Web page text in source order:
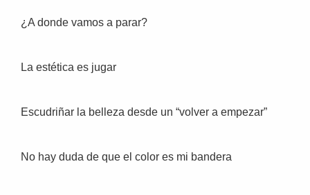
¿A donde vamos a parar?
La estética es jugar
Escudriñar la belleza desde un “volver a empezar”
No hay duda de que el color es mi bandera